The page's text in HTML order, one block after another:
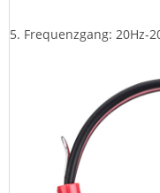
5. Frequenzgang: 20Hz-